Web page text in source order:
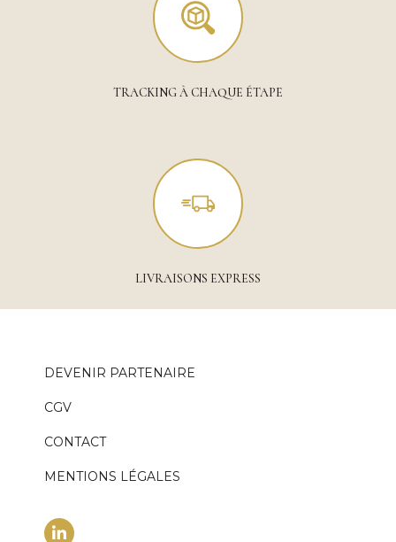
TRACKING À CHAQUE ÉTAPE
LIVRAISONS EXPRESS
DEVENIR PARTENAIRE
CGV
CONTACT
MENTIONS LÉGALES